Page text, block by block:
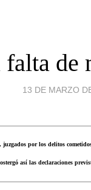
falta de
13 DE MARZO
juzgados por los delitos
así las declaraciones